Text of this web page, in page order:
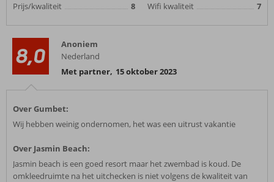
Prijs/kwaliteit
8
Wifi kwaliteit
7
8,0
Anoniem
Nederland
Met partner, 15 oktober 2023
Over Gumbet:
Wij hebben weinig ondernomen, het was een uitrust vakantie
Over Jasmin Beach:
Jasmin beach is een goed resort maar het zwembad is koud. De
omkleedruimte na het uitchecken is niet volgens de kwaliteit van